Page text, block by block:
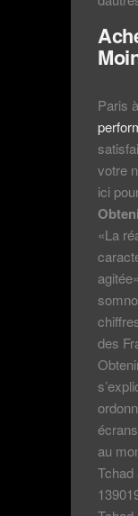
Paris
votre
ici
«La
des
au